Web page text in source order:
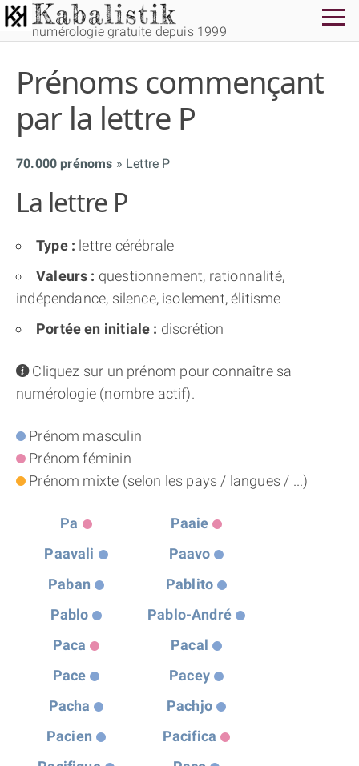
numérologie gratuite depuis 1999
Prénoms commençant
par la lettre P
70.000 prénoms Lettre P
La lettre P
Type : lettre cérébrale
Valeurs : questionnement, rationnalité,
indépendance, silence, isolement, élitisme
Portée en initiale : discrétion
infoCliquez sur un prénom pour connaître sa
numérologie (nombre actif).
Prénom masculin
Prénom féminin
Prénom mixte (selon les pays / langues / ...)
Pa
Paaie
Paavali
Paavo
Paban
Pablito
Pablo
Pablo-André
Paca
Pacal
Pace
Pacey
Pacha
Pachjo
Pacien
Pacifica
THÈME GRATUIT
THÈME TEMPOREL
NUMÉROSCOPE
THÈME « DOUBLE JE »
EXPLORER LA NUMÉROLOGIE
70.000 PRÉNOMS